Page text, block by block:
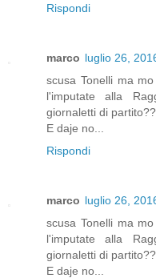
Rispondi
marco luglio 26,
scusa Tonelli ma
l'imputate alla
giornaletti di
E daje no...
Rispondi
marco luglio 26,
scusa Tonelli ma
l'imputate alla
giornaletti di
E daje no...